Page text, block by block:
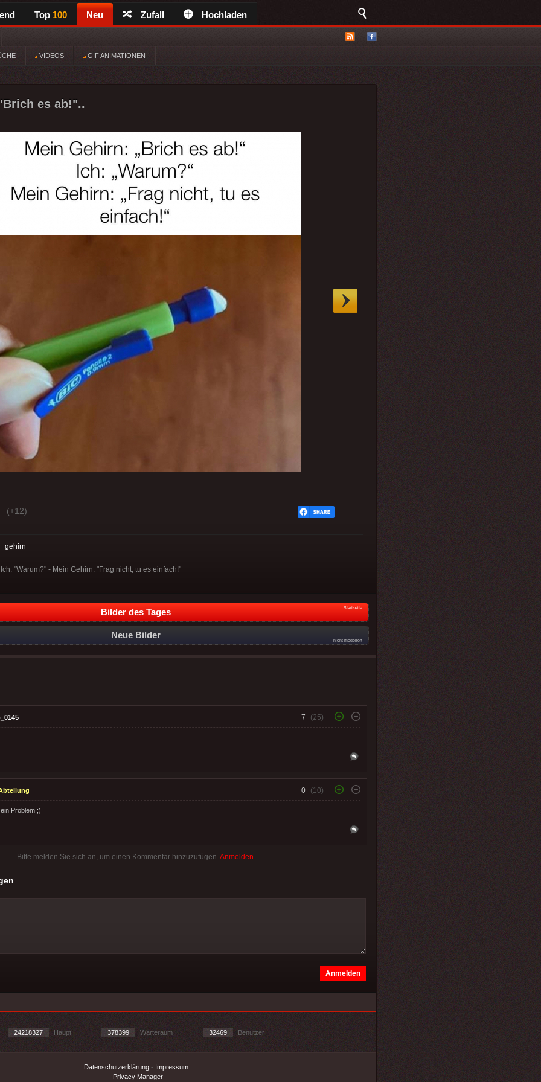
Top 100 Neu Zufall Hochladen
VIDEOS GIF ANIMATIONEN
es ab!"..
(+12)
gehirn
"Warum?" - Mein Gehirn: "Frag nicht, tu es einfach!"
Bilder des Tages Startseite
Neue Bilder
nicht moderiert
+7 (25)
0 (10)
Problem ;)
Bitte melden Sie sich an, um einen Kommentar hinzuzufügen. Anmelden
24218327 Haupt 378399 Warteraum 32469 Benutzer
Datenschutzerklärung- Impressum
- Privacy Manager